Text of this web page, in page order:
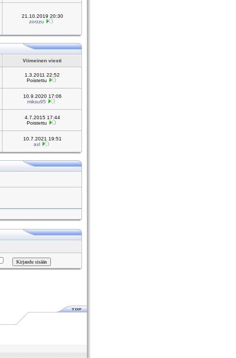
21.10.2019 20:30
zorzzu
Viimeinen viesti
1.3.2011 22:52
Poistettu
10.9.2020 17:06
miksu95
4.7.2015 17:44
Poistettu
10.7.2021 19:51
axl